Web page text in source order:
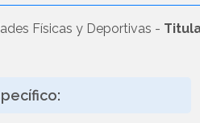
Físicas y Deportivas -